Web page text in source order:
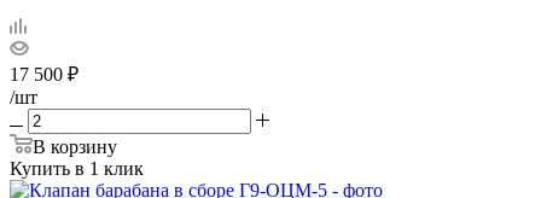
17 500 ₽
/шт
В корзину
Купить в 1 клик